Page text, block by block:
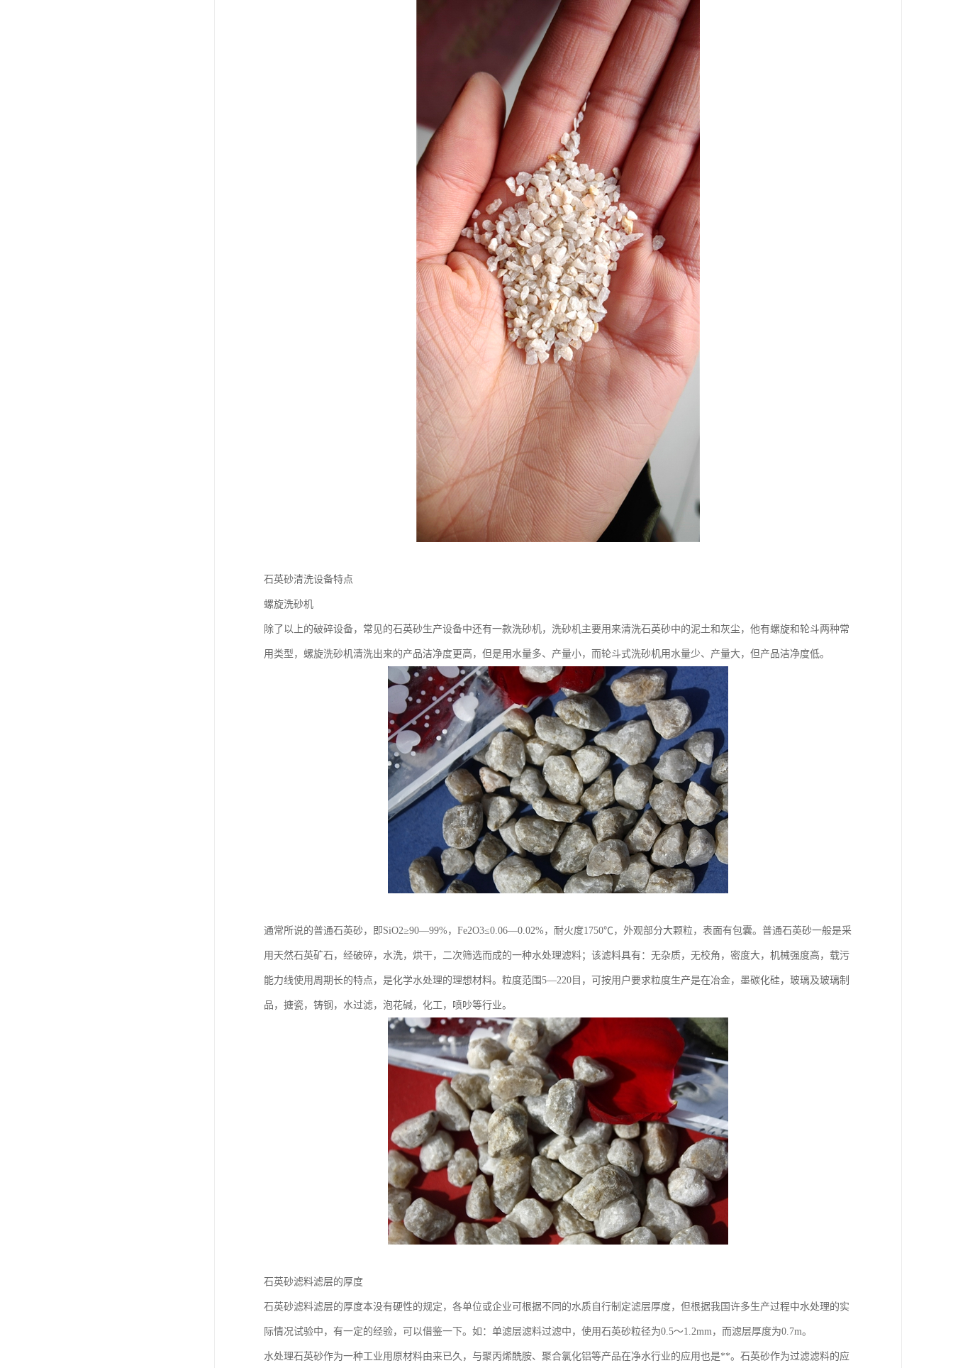
石英砂清洗设备特点
螺旋洗砂机
除了以上的破碎设备，常见的石英砂生产设备中还有一款洗砂机，洗砂机主要用来清洗石英砂中的泥土和灰尘，他有螺旋和轮斗两种常
用类型，螺旋洗砂机清洗出来的产品洁净度更高，但是用水量多、产量小，而轮斗式洗砂机用水量少、产量大，但产品洁净度低。
通常所说的普通石英砂，即SiO2≥90—99%，Fe2O3≤0.06—0.02%，耐火度1750℃，外观部分大颗粒，表面有包囊。普通石英砂一般是采
用天然石英矿石，经破碎，水洗，烘干，二次筛选而成的一种水处理滤料；该滤料具有：无杂质，无校角，密度大，机械强度高，载污
能力线使用周期长的特点，是化学水处理的理想材料。粒度范围5—220目，可按用户要求粒度生产是在冶金，墨碳化硅，玻璃及玻璃制
品，搪瓷，铸钢，水过滤，泡花碱，化工，喷吵等行业。
石英砂滤料滤层的厚度
石英砂滤料滤层的厚度本没有硬性的规定，各单位或企业可根据不同的水质自行制定滤层厚度，但根据我国许多生产过程中水处理的实
际情况试验中，有一定的经验，可以借鉴一下。如：单滤层滤料过滤中，使用石英砂粒径为0.5～1.2mm，而滤层厚度为0.7m。
水处理石英砂作为一种工业用原材料由来已久，与聚丙烯酰胺、聚合氯化铝等产品在净水行业的应用也是**。石英砂作为过滤滤料的应